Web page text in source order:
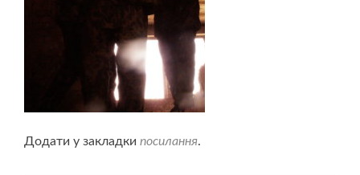
Додати у закладки посилання.